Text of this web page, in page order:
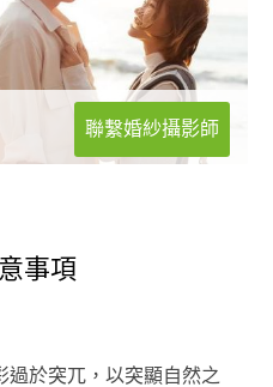
聯繫婚紗攝影師
事項
過於突兀，以突顯自然之